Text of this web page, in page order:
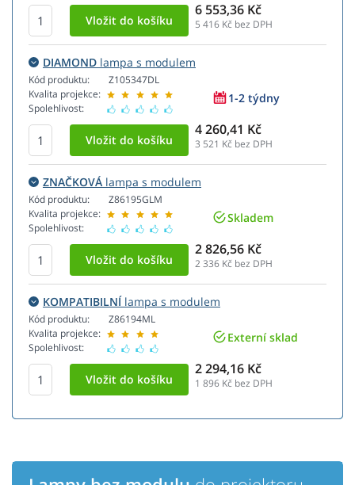
6 553,36 Kč
5 416 Kč bez DPH
DIAMOND lampa s modulem
Kód produktu:
Kvalita projekce:
Spolehlivost:
Z105347DL
1-2 týdny
4 260,41 Kč
3 521 Kč bez DPH
ZNAČKOVÁ lampa s modulem
Kód produktu:
Kvalita projekce:
Spolehlivost:
Z86195GLM
Skladem
2 826,56 Kč
2 336 Kč bez DPH
KOMPATIBILNÍlampa s modulem
Kód produktu:
Kvalita projekce:
Spolehlivost:
Z86194ML
Externí sklad
2 294,16 Kč
1 896 Kč bez DPH